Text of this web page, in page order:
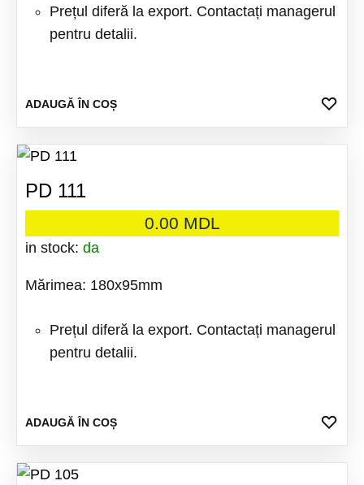
Prețul diferă la export. Contactați managerul
pentru detalii.
ADAUGĂ ÎN COȘ
PD 111
0.00 MDL
in stock: da
Mărimea: 180x95mm
Prețul diferă la export. Contactați managerul
pentru detalii.
ADAUGĂ ÎN COȘ